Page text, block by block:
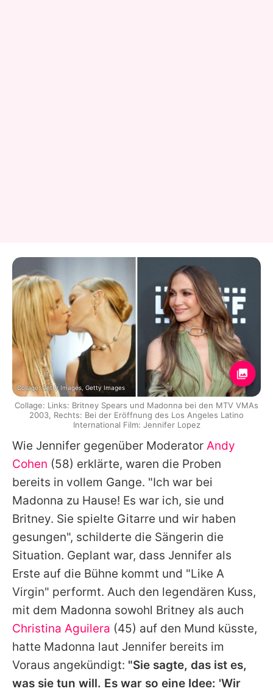
Wie Jennifer gegenüber Moderator Andy
Cohen (58) erklärte, waren die Proben
bereits in vollem Gange. "Ich war bei
Madonna zu Hause! Es war ich, sie und
Britney. Sie spielte Gitarre und wir haben
gesungen", schilderte die Sängerin die
Situation. Geplant war, dass Jennifer als
Erste auf die Bühne kommt und "Like A
Virgin" performt. Auch den legendären Kuss,
mit dem Madonna sowohl Britney als auch
Christina Aguilera (45) auf den Mund küsste,
hatte Madonna laut Jennifer bereits im
Voraus angekündigt: "Sie sagte, das ist es,
was sie tun will. Es war so eine Idee: 'Wir
Collage: Getty Images, Getty Images
Collage: Links: Britney Spears und Madonna bei den MTV VMAs
2003, Rechts: Bei der Eröffnung des Los Angeles Latino
International Film: Jennifer Lopez